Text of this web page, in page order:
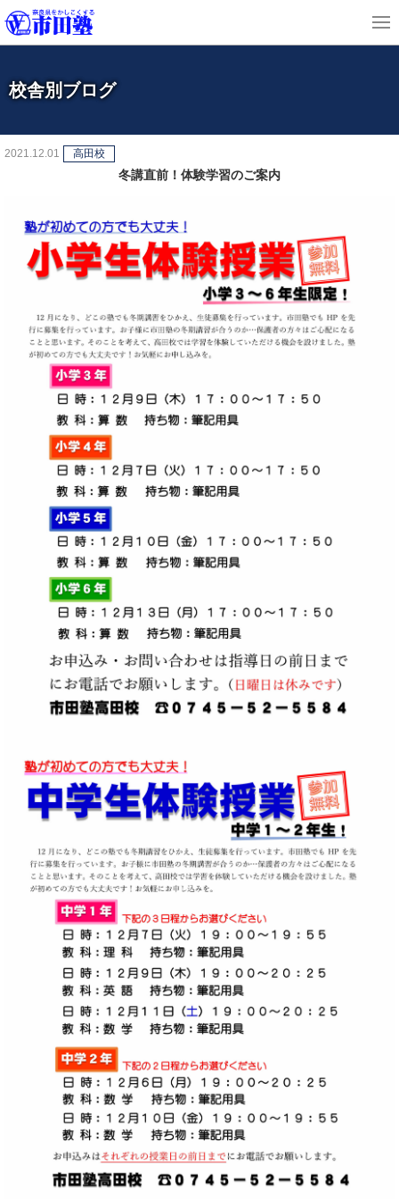
校舎別ブログ
2021.12.01 高田校
冬講直前！体験学習のご案内